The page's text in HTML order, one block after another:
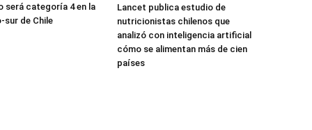
será categoría 4 en la
sur de Chile
Lancet publica estudio de
nutricionistas chilenos que
analizó con inteligencia artificial
cómo se alimentan más de cien
países